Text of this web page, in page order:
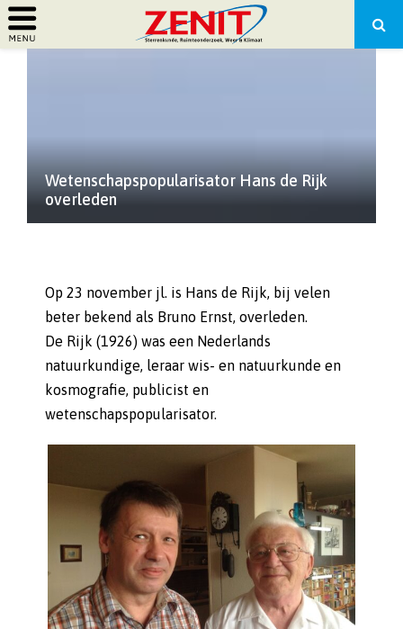
PRIMARY
Wetenschapspopularisator Hans de Rijk
overleden
Op 23 november jl. is Hans de Rijk, bij velen
beter bekend als Bruno Ernst, overleden.
De Rijk (1926) was een Nederlands
natuurkundige, leraar wis- en natuurkunde en
kosmografie, publicist en
wetenschapspopularisator.